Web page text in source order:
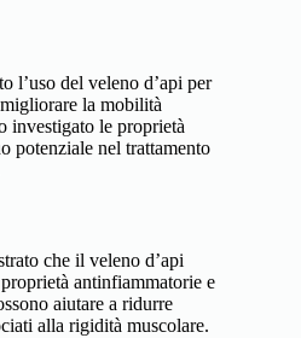
l’uso del veleno d’api per
la mobilità
investigato le proprietà
potenziale nel trattamento
che il veleno d’api
antinfiammatorie e
aiutare a ridurre
alla rigidità muscolare.